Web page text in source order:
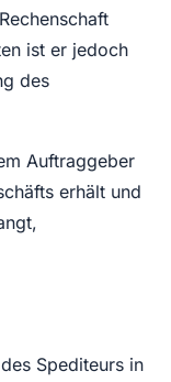
ist er jedoch
des
Auftraggeber
erhält und
Spediteurs in